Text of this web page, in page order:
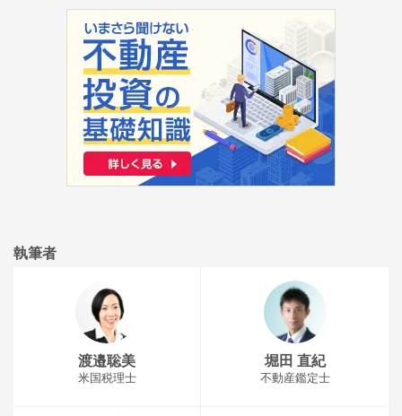
執筆者
渡邉聡美
米国税理士
堀田 直紀
不動産鑑定士